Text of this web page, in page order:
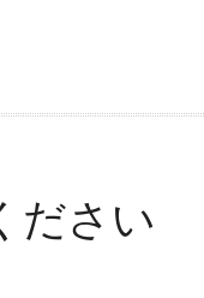
ださい